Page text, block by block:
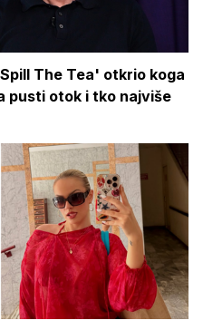
The Tea' otkrio koga
pusti otok i tko najviše